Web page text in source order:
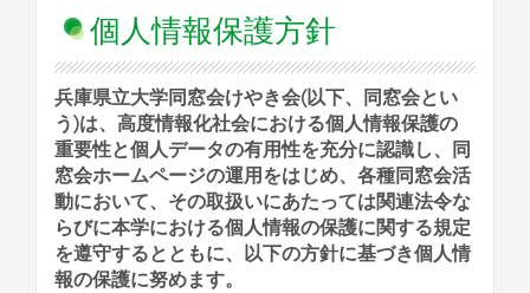
個人情報保護方針
兵庫県立大学同窓会けやき会(以下、同窓会とい
う)は、高度情報化社会における個人情報保護の
重要性と個人データの有用性を充分に認識し、同
窓会ホームページの運用をはじめ、各種同窓会活
動において、その取扱いにあたっては関連法令な
らびに本学における個人情報の保護に関する規定
を遵守するとともに、以下の方針に基づき個人情
報の保護に努めます。